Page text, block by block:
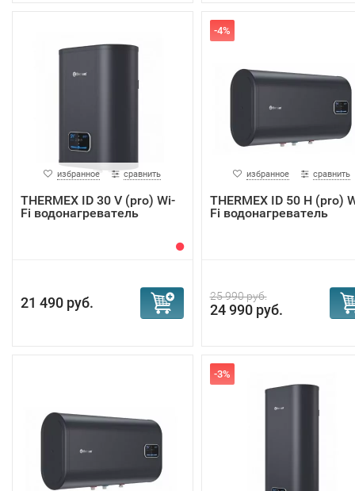
избранное сравнить
THERMEX ID 30 V (pro) Wi-
Fi водонагреватель
21 490 руб.
-4%
избранное сравнить
THERMEX ID 50 H (pro)
Fi водонагреватель
25 990 руб.
24 990 руб.
-3%